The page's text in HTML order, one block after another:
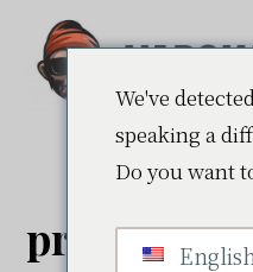
Passa
contenuto
Passa
alla
barra
Vapokaz.com
Quali
We've
speaking a
Do you want
English